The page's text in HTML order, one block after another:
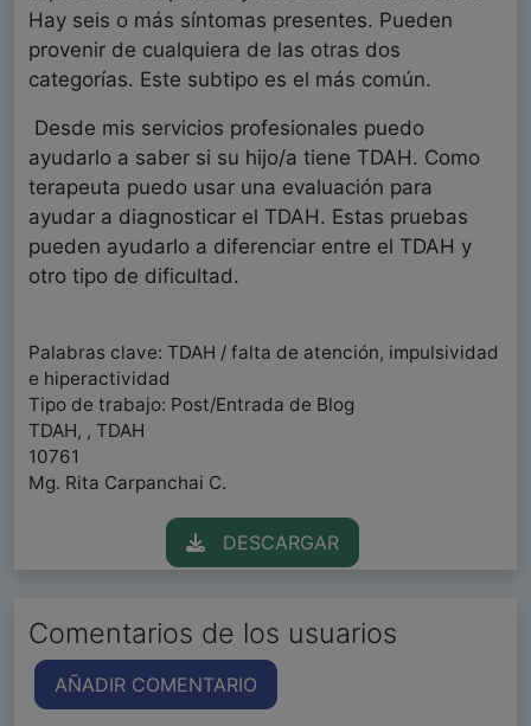
Hay seis o más síntomas presentes. Pueden
provenir de cualquiera de las otras dos
categorías. Este subtipo es el más común.
Desde mis servicios profesionales puedo
ayudarlo a saber si su hijo/a tiene TDAH. Como
terapeuta puedo usar una evaluación para
ayudar a diagnosticar el TDAH. Estas pruebas
pueden ayudarlo a diferenciar entre el TDAH y
otro tipo de dificultad.
Palabras clave: TDAH / falta de atención, impulsividad
e hiperactividad
Tipo de trabajo: Post/Entrada de Blog
TDAH, , TDAH
10761
Mg. Rita Carpanchai C.
DESCARGAR
Comentarios de los usuarios
AÑADIR COMENTARIO